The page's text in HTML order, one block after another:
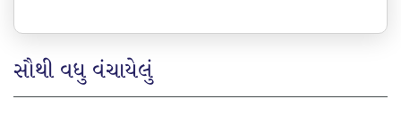
સૌથી વધુ વંચાયેલું